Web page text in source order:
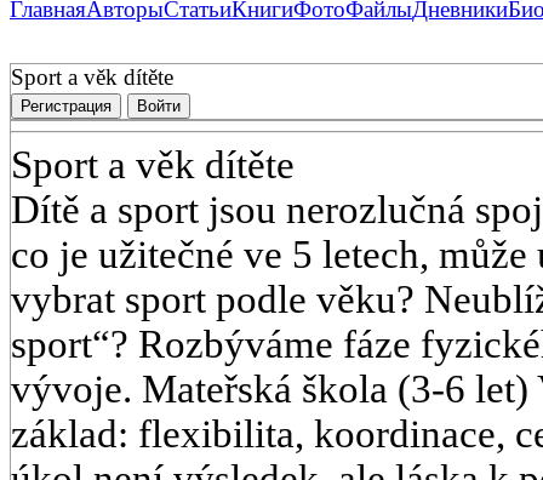
ГлавнаяАвторыСтатьиКнигиФотоФайлыДневники
Sport a věk dítěte
Регистрация Войти
Sport a věk dítěte
Dítě a sport jsou nerozlučná
co je užitečné ve 5 letech,
vybrat sport podle věku?
sport“? Rozbýváme fáze
vývoje. Mateřská škola (3-6 let)
základ: flexibilita, koordinace,